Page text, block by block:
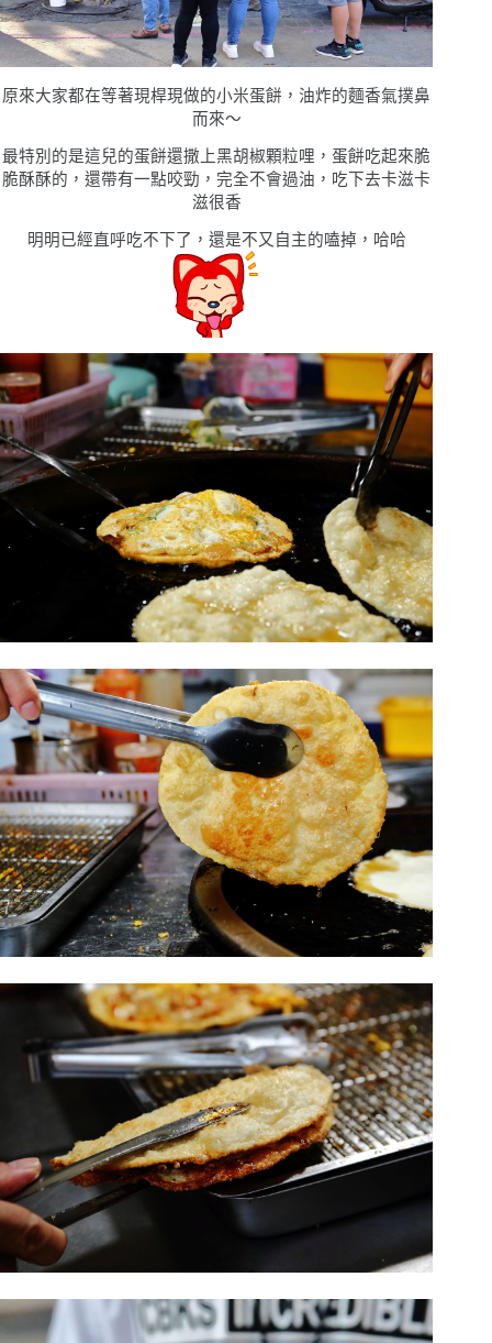
原來大家都在等著現桿現做的小米蛋餅，油炸的麵香氣撲鼻
而來〜
最特別的是這兒的蛋餅還撒上黑胡椒顆粒哩，蛋餅吃起來脆
脆酥酥的，還帶有一點咬勁，完全不會過油，吃下去卡滋卡
滋很香
明明已經直呼吃不下了，還是不又自主的嗑掉，哈哈